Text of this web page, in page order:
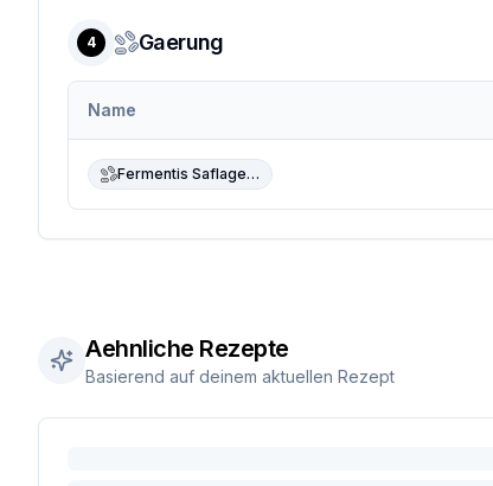
4 Gaerung
Name
Fermentis Saflager W-34/70
Aehnliche Rezepte
Basierend auf deinem aktuellen Rezept